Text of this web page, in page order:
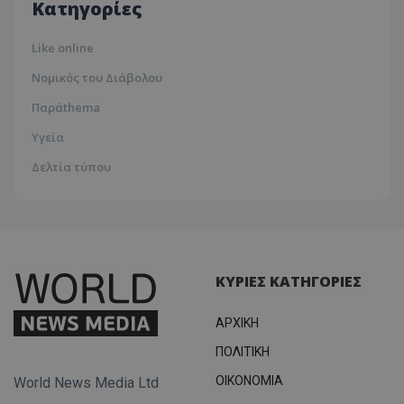
Κατηγορίες
Like online
Νομικός του Διάβολου
Παράthema
Υγεία
Δελτία τύπου
World News Media Ltd
ΚΥΡΙΕΣ ΚΑΤΗΓΟΡΙΕΣ
ΑΡΧΙΚΗ
ΠΟΛΙΤΙΚΗ
OIKONOMIA
msToken
CookieScriptConsent
www.tothemaonline.com